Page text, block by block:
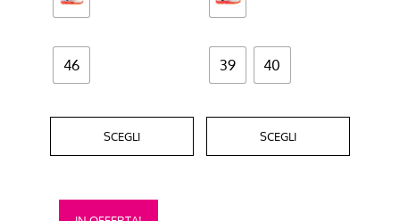
46
SCEGLI
pagina
prodotto
39 40
SCEGLI
pagina
prodotto
Questo